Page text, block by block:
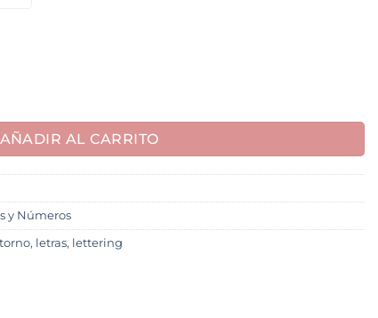
AÑADIR AL CARRITO
y Números
, letras, lettering